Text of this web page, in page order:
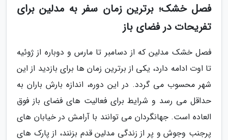
فصل خشک؛ برترین زمان سفر به مدلین برای
تفریحات در فضای باز
فصل خشک مدلین که از دسامبر تا مارس و دوباره از ژوئیه
تا اوت ادامه دارد، یکی از برترین زمان ها برای بازدید از این
شهر محسوب می گردد. در این دوره، اندازه بارش باران به
حداقل می رسد و شرایط برای فعالیت های فضای باز فوق
العاده است. جهانگردان می توانند با آرامش در خیابان های
پرجنب وجوش و پر از زندگی مدلین قدم بزنند، از پارک های